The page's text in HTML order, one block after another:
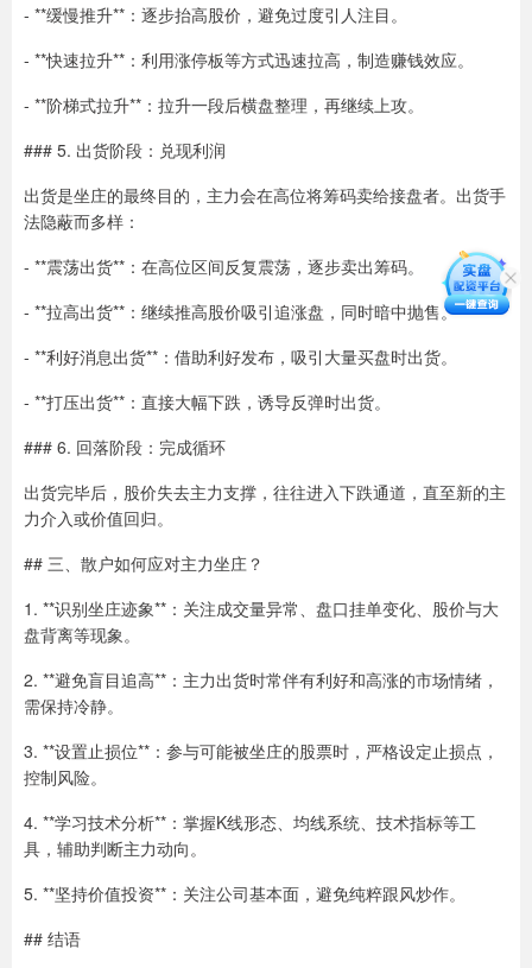
- **缓慢推升**：逐步抬高股价，避免过度引人注目。
- **快速拉升**：利用涨停板等方式迅速拉高，制造赚钱效应。
- **阶梯式拉升**：拉升一段后横盘整理，再继续上攻。
### 5. 出货阶段：兑现利润
出货是坐庄的最终目的，主力会在高位将筹码卖给接盘者。出货手
法隐蔽而多样：
- **震荡出货**：在高位区间反复震荡，逐步卖出筹码。
- **拉高出货**：继续推高股价吸引追涨盘，同时暗中抛售。
- **利好消息出货**：借助利好发布，吸引大量买盘时出货。
- **打压出货**：直接大幅下跌，诱导反弹时出货。
### 6. 回落阶段：完成循环
出货完毕后，股价失去主力支撑，往往进入下跌通道，直至新的主
力介入或价值回归。
## 三、散户如何应对主力坐庄？
1. **识别坐庄迹象**：关注成交量异常、盘口挂单变化、股价与大
盘背离等现象。
2. **避免盲目追高**：主力出货时常伴有利好和高涨的市场情绪，
需保持冷静。
3. **设置止损位**：参与可能被坐庄的股票时，严格设定止损点，
控制风险。
4. **学习技术分析**：掌握K线形态、均线系统、技术指标等工
具，辅助判断主力动向。
5. **坚持价值投资**：关注公司基本面，避免纯粹跟风炒作。
## 结语